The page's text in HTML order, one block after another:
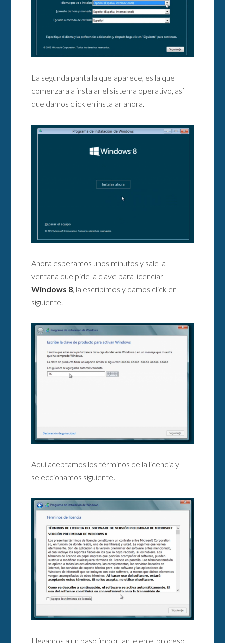
La segunda pantalla que aparece, es la que
comenzara a instalar el sistema operativo, así
que damos click en instalar ahora.
Ahora esperamos unos minutos y sale la
ventana que pide la clave para licenciar
Windows 8 , la escribimos y damos click en
siguiente.
Aquí aceptamos los términos de la licencia y
seleccionamos siguiente.
Llegamos a un paso importante en el proceso